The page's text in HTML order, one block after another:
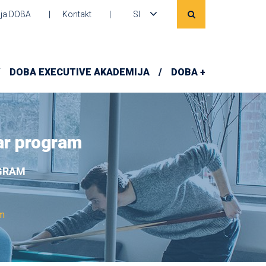
DOBA Kontakt SI
DOBA EXECUTIVE AKADEMIJA DOBA +
program